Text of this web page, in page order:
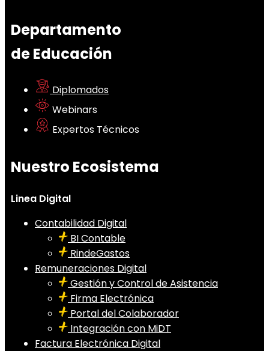
Departamento
de Educación
Diplomados
Webinars
Expertos Técnicos
Nuestro Ecosistema
Linea Digital
Contabilidad Digital
BI Contable
RindeGastos
Remuneraciones Digital
Gestión y Control de Asistencia
Firma Electrónica
Portal del Colaborador
Integración con MiDT
Factura Electrónica Digital